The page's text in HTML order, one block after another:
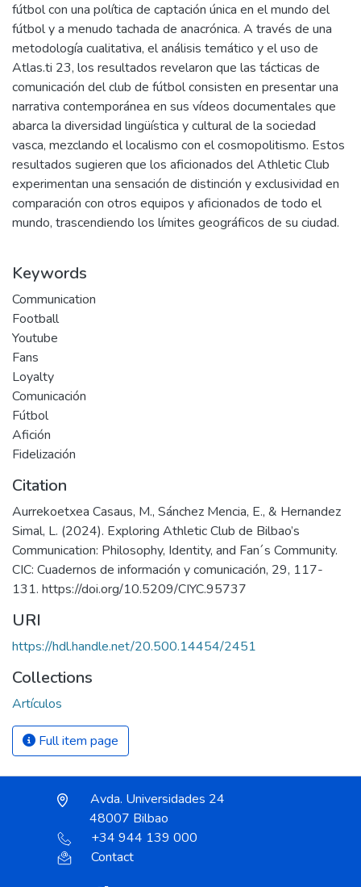
fútbol con una política de captación única en el mundo del
fútbol y a menudo tachada de anacrónica. A través de una
metodología cualitativa, el análisis temático y el uso de
Atlas.ti 23, los resultados revelaron que las tácticas de
comunicación del club de fútbol consisten en presentar una
narrativa contemporánea en sus vídeos documentales que
abarca la diversidad lingüística y cultural de la sociedad
vasca, mezclando el localismo con el cosmopolitismo. Estos
resultados sugieren que los aficionados del Athletic Club
experimentan una sensación de distinción y exclusividad en
comparación con otros equipos y aficionados de todo el
mundo, trascendiendo los límites geográficos de su ciudad.
Keywords
Communication
Football
Youtube
Fans
Loyalty
Comunicación
Fútbol
Afición
Fidelización
Citation
Aurrekoetxea Casaus, M., Sánchez Mencia, E., & Hernandez
Simal, L. (2024). Exploring Athletic Club de Bilbao’s
Communication: Philosophy, Identity, and Fan´s Community.
CIC: Cuadernos de información y comunicación, 29, 117-
131. https://doi.org/10.5209/CIYC.95737
URI
https://hdl.handle.net/20.500.14454/2451
Collections
Artículos
Full item page
Avda. Universidades 24
48007 Bilbao
+34 944 139 000
Contact